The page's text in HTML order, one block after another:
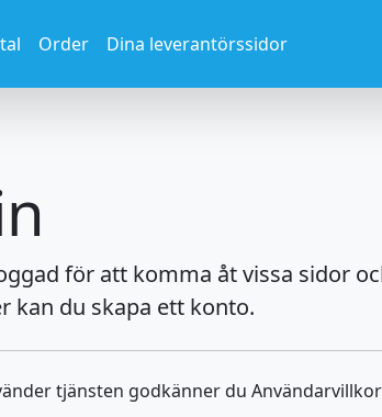
Order Dina leverantörssidor
för att komma åt vissa sidor
kan du skapa ett konto.
tjänsten godkänner du